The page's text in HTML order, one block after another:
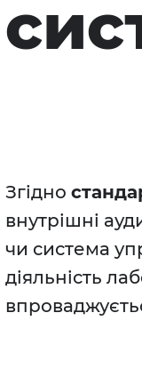
Згідно
внутрішні
чи система
діяльність